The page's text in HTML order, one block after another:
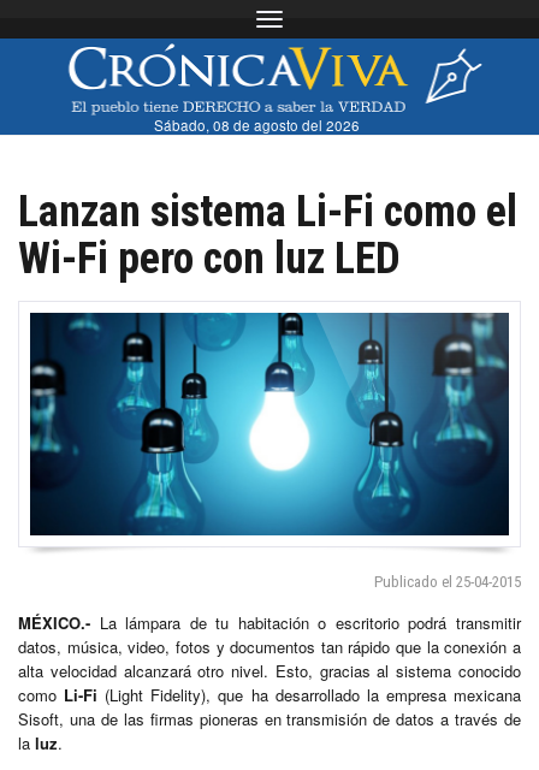
Toggle navigation
Sábado, 08 de agosto del 2026
Lanzan sistema Li-Fi como el
Wi-Fi pero con luz LED
Publicado el 25-04-2015
MÉXICO.- La lámpara de tu habitación o escritorio podrá transmitir
datos, música, video, fotos y documentos tan rápido que la conexión a
alta velocidad alcanzará otro nivel. Esto, gracias al sistema conocido
como Li-Fi (Light Fidelity), que ha desarrollado la empresa mexicana
Sisoft, una de las firmas pioneras en transmisión de datos a través de
la luz.